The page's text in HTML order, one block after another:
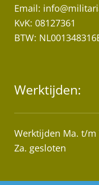
Email:
KvK: 08127361
BTW:
Werktijden:
Werktijden Ma. t/m
Za. gesloten